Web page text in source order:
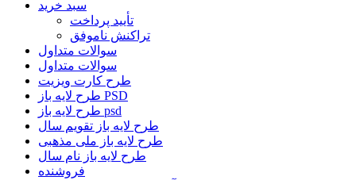
سبد خرید
تأیید پرداخت
تراکنش ناموفق
سوالات متداول
سوالات متداول
طرح کارت ویزیت
طرح لایه باز PSD
طرح لایه باز psd
طرح لایه باز تقویم سال
طرح لایه باز ملی مذهبی
طرح لایه باز نام سال
فروشنده